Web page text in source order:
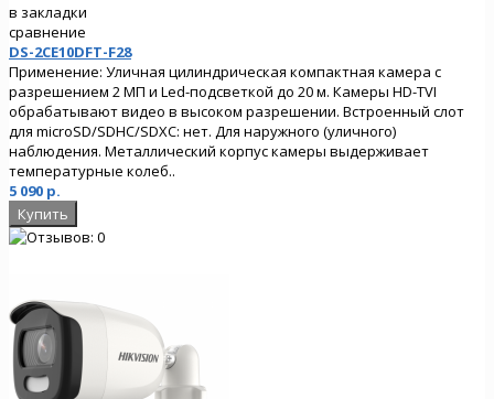
в закладки
сравнение
DS-2CE10DFT-F28
Применение: Уличная цилиндрическая компактная камера с
разрешением 2 МП и Led-подсветкой до 20 м. Камеры HD-TVI
обрабатывают видео в высоком разрешении. Встроенный слот
для microSD/SDHC/SDXC: нет. Для наружного (уличного)
наблюдения. Металлический корпус камеры выдерживает
температурные колеб..
5 090 р.